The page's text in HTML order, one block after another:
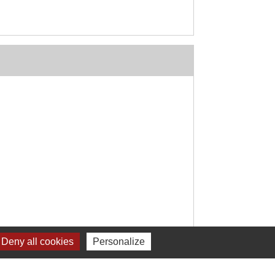
Deny all cookies Personalize